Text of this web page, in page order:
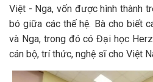
Việt - Nga, vốn được hình thành
bó giữa các thế hệ. Bà cho biết
và Nga, trong đó có Đại học
cán bộ, trí thức, nghệ sĩ cho Việt